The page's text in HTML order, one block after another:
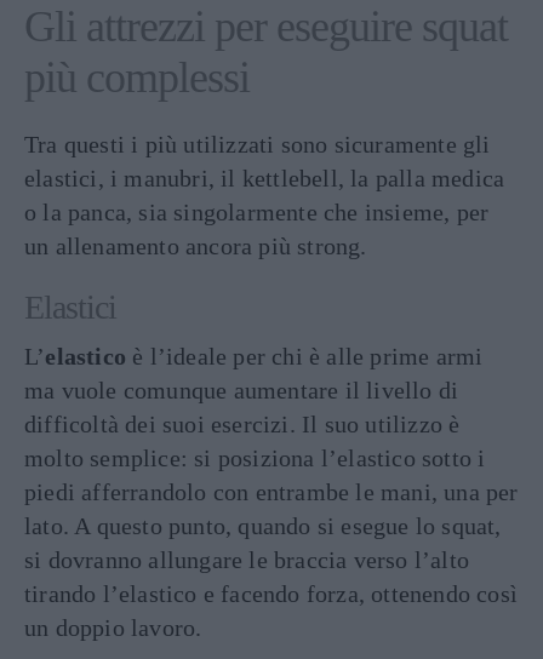
Gli attrezzi per eseguire squat
più complessi
Tra questi i più utilizzati sono sicuramente gli
elastici, i manubri, il kettlebell, la palla medica
o la panca, sia singolarmente che insieme, per
un allenamento ancora più strong.
Elastici
L’elastico è l’ideale per chi è alle prime armi
ma vuole comunque aumentare il livello di
difficoltà dei suoi esercizi. Il suo utilizzo è
molto semplice: si posiziona l’elastico sotto i
piedi afferrandolo con entrambe le mani, una per
lato. A questo punto, quando si esegue lo squat,
si dovranno allungare le braccia verso l’alto
tirando l’elastico e facendo forza, ottenendo così
un doppio lavoro.